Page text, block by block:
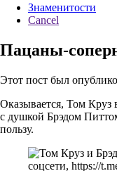
Знаменитости
Cancel
Пацаны-
Этот пост был
Оказывается, Том Круз
с душкой Брэдом
пользу.